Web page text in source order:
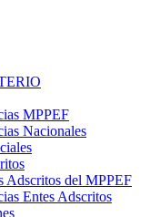
MPPEF
Nacionales
Adscritos del MPPEF
Entes Adscritos